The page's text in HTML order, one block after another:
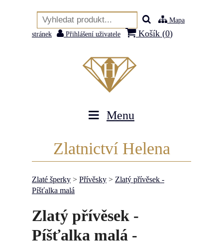
Mapa
stránek
Přihlášení uživatele Košík (0)
Menu
Zlatnictví Helena
Zlaté šperky > Přívěsky > Zlatý přívěsek -
Píšťalka malá
Zlatý přívěsek -
Píšťalka malá -